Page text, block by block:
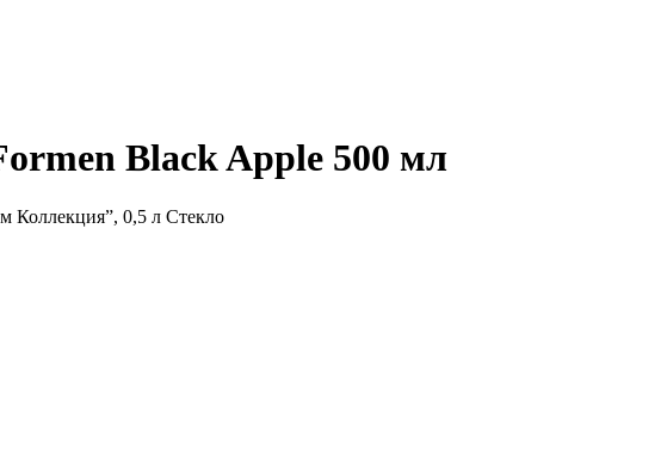
Black Apple 500 мл
Коллекция”, 0,5 л Стекло